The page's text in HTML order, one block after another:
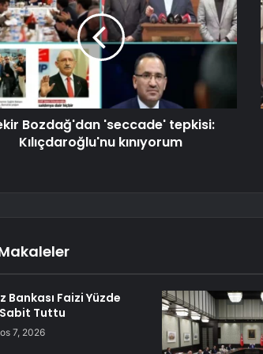
Bozdağ'dan 'seccade' tepkisi:
Kılıçdaroğlu'nu kınıyorum
Bankası Faizi Yüzde
Sabit Tuttu
7, 2026